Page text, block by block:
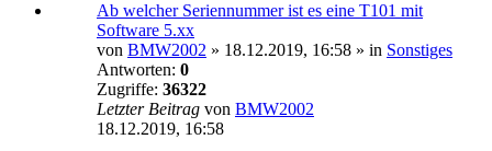
Ab welcher Seriennummer ist es eine T101 mit
Software 5.xx
von BMW2002 » 18.12.2019, 16:58 » in Sonstiges
Antworten: 0
Zugriffe: 36322
Letzter Beitrag von BMW2002
18.12.2019, 16:58